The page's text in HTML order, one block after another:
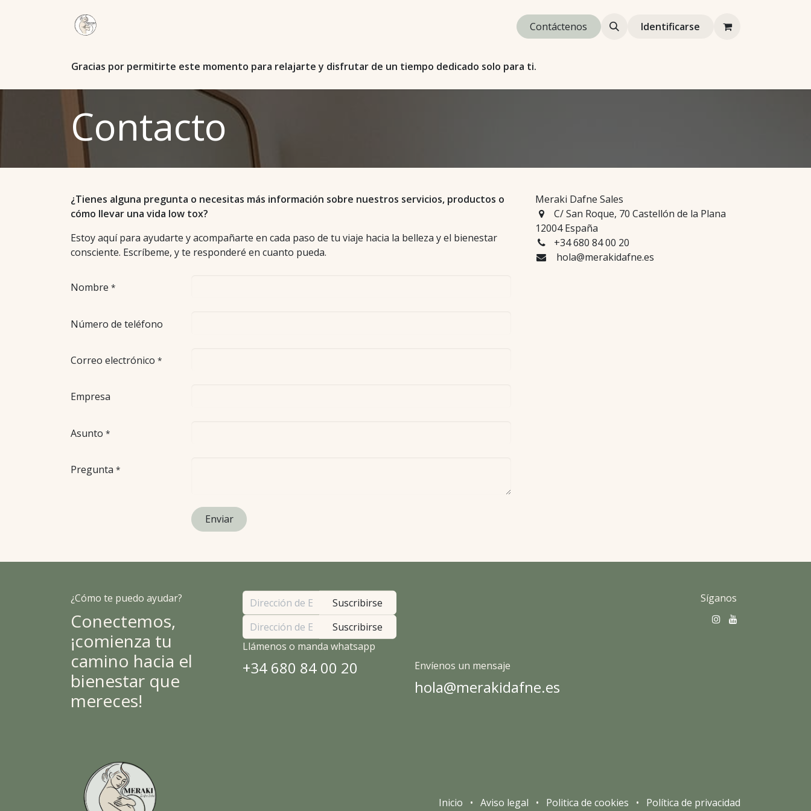
Contacto Newsletter
Contáctenos Identificarse
Gracias por permitirte este momento para relajarte y disfrutar de un tiempo dedicado solo para ti.
Contacto
¿Tienes alguna pregunta o necesitas más información sobre nuestros servicios, productos o
cómo llevar una vida low tox?
Estoy aquí para ayudarte y acompañarte en cada paso de tu viaje hacia la belleza y el bienestar
consciente. Escríbeme, y te responderé en cuanto pueda.
Nombre *
Número de teléfono
Correo electrónico *
Empresa
Asunto *
Pregunta *
Enviar
Meraki Dafne Sales
C/ San Roque, 70 Castellón de la Plana
12004 España
+34 680 84 00 20
hola@merakidafne.es
¿Cómo te puedo ayudar?
Conectemos,
¡comienza tu
camino hacia el
bienestar que
mereces!
Suscribirse
Suscribirse
Llámenos o manda whatsapp
+34 680 84 00 20 Envíenos un mensaje
hola@merakidafne.es
Síganos
Inicio • Aviso legal • Politica de cookies • Política de privacidad